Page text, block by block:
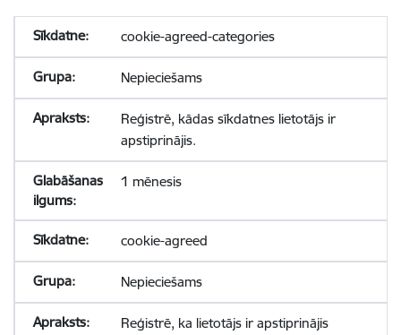
cookie-agreed-categories
Nepieciešams
Reģistrē, kādas sīkdatnes lietotājs ir
apstiprinājis.
1 mēnesis
cookie-agreed
Nepieciešams
Reģistrē, ka lietotājs ir apstiprinājis